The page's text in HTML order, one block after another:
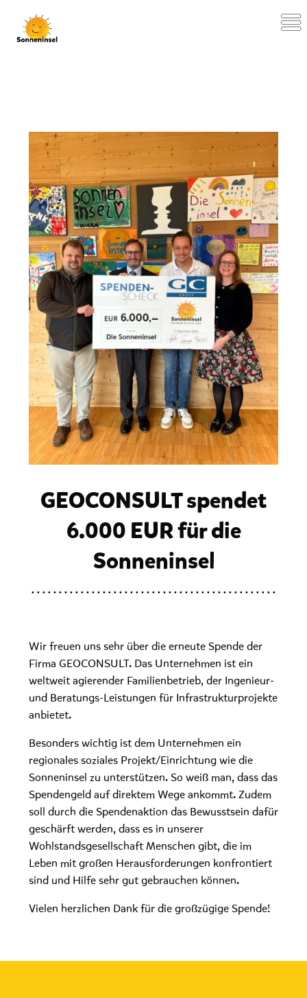
GEOCONSULT spendet
6.000 EUR für die
Sonneninsel
Wir freuen uns sehr über die erneute Spende der
Firma GEOCONSULT. Das Unternehmen ist ein
weltweit agierender Familienbetrieb, der Ingenieur-
und Beratungs-Leistungen für Infrastrukturprojekte
anbietet.
Besonders wichtig ist dem Unternehmen ein
regionales soziales Projekt/Einrichtung wie die
Sonneninsel zu unterstützen. So weiß man, dass das
Spendengeld auf direktem Wege ankommt. Zudem
soll durch die Spendenaktion das Bewusstsein dafür
geschärft werden, dass es in unserer
Wohlstandsgesellschaft Menschen gibt, die im
Leben mit großen Herausforderungen konfrontiert
sind und Hilfe sehr gut gebrauchen können.
Vielen herzlichen Dank für die großzügige Spende!